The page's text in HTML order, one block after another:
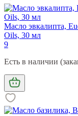
Масло эвкалипта,
Oils, 30 мл
9
Есть в наличии